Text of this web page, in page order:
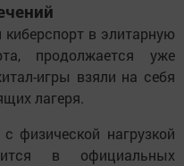
в элитарную
продолжается уже
игры взяли на себя
лагеря.
физической нагрузкой
в официальных